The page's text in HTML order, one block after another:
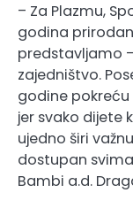
– Za Plazmu,
godina
predstavljamo
zajedništvo.
godine pokreću
jer svako dijete
ujedno širi
dostupan
Bambi a.d.